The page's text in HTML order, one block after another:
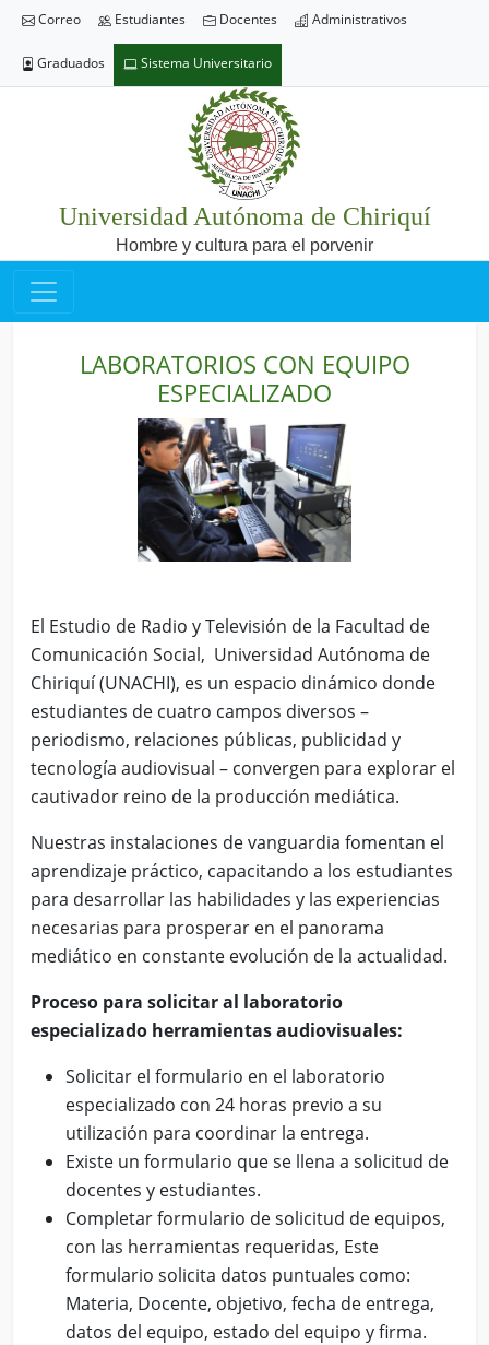
Correo Estudiantes Docentes Administrativos
Graduados Sistema Universitario
Universidad Autónoma de Chiriquí
Hombre y cultura para el porvenir
LABORATORIOS CON EQUIPO
ESPECIALIZADO
El Estudio de Radio y Televisión de la Facultad de
Comunicación Social, Universidad Autónoma de
Chiriquí (UNACHI), es un espacio dinámico donde
estudiantes de cuatro campos diversos –
periodismo, relaciones públicas, publicidad y
tecnología audiovisual – convergen para explorar el
cautivador reino de la producción mediática.
Nuestras instalaciones de vanguardia fomentan el
aprendizaje práctico, capacitando a los estudiantes
para desarrollar las habilidades y las experiencias
necesarias para prosperar en el panorama
mediático en constante evolución de la actualidad.
Proceso para solicitar al laboratorio
especializado herramientas audiovisuales:
Solicitar el formulario en el laboratorio
especializado con 24 horas previo a su
utilización para coordinar la entrega.
Existe un formulario que se llena a solicitud de
docentes y estudiantes.
Completar formulario de solicitud de equipos,
con las herramientas requeridas, Este
formulario solicita datos puntuales como:
Materia, Docente, objetivo, fecha de entrega,
datos del equipo, estado del equipo y firma.